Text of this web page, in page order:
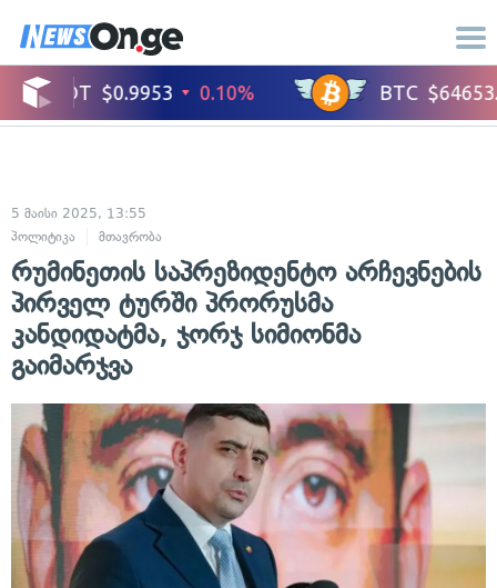
5 მაისი 2025, 13:55
პოლიტიკა
მთავრობა
რუმინეთის საპრეზიდენტო არჩევნების
პირველ ტურში პრორუსმა
კანდიდატმა, ჯორჯ სიმიონმა
გაიმარჯვა